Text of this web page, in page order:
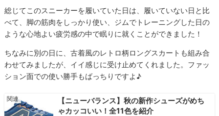
総じてこのスニーカーを履いていた日は、履いていない日と比
べて、脚の筋肉をしっかり使い、ジムでトレーニングした日の
ような心地よい疲労感の中で眠りに就くことができました！
ちなみに別の日に、古着風のレトロ柄ロングスカートも組み合
わせてみましたが、イイ感じに受け止めてくれました。ファッ
ション面での使い勝手もばっちりですよ♪
【ニューバランス】秋の新作シューズがめち
ゃカッコいい！全11色を紹介